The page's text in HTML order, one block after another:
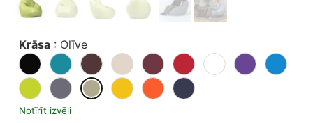
Krāsa : Olīve
Notīrīt izvēli